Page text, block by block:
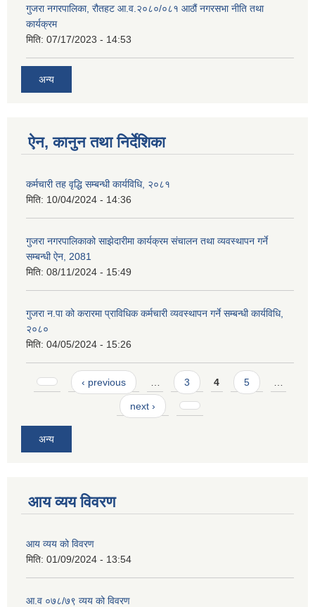
गुजरा नगरपालिका, रौतहट आ.व.२०८०/०८१ आठौं नगरसभा नीति तथा
कार्यक्रम
मिति: 07/17/2023 - 14:53
अन्य
ऐन, कानुन तथा निर्देशिका
कर्मचारी तह वृद्धि सम्बन्धी कार्यविधि, २०८१
मिति: 10/04/2024 - 14:36
गुजरा नगरपालिकाको साझेदारीमा कार्यक्रम संचालन तथा व्यवस्थापन गर्ने
सम्बन्धी ऐन, 2081
मिति: 08/11/2024 - 15:49
गुजरा न.पा को करारमा प्राविधिक कर्मचारी व्यवस्थापन गर्ने सम्बन्धी कार्यविधि,
२०८०
मिति: 04/05/2024 - 15:26
Pages ‹ previous … 3 4 5 …
next ›
अन्य
आय व्यय विवरण
आय व्यय को विवरण
मिति: 01/09/2024 - 13:54
आ.व ०७८/७९ व्यय को विवरण